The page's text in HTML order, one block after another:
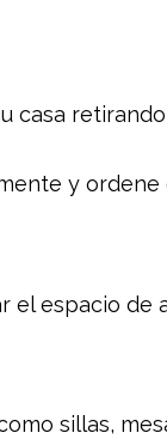
casa
y
espacio de
sillas,